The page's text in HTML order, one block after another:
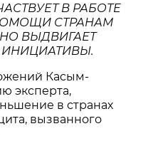
В РАБОТЕ
СТРАНАМ
ВЫДВИГАЕТ
Касым-
эксперта,
в странах
вызванного